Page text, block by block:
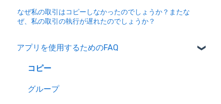
なぜ私の取引はコピーしなかったのでしょうか？またな
ぜ、私の取引の執行が遅れたのでしょうか？
アプリを使用するためのFAQ
コピー
グループ